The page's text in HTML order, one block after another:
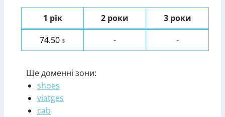
1 рік 2 роки
3 роки
74.50 $ - -
Ще доменні зони:
shoes
viatges
cab